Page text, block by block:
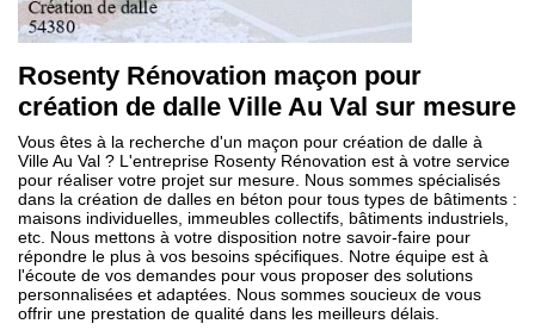
Rosenty Rénovation maçon pour
création de dalle Ville Au Val sur mesure
Vous êtes à la recherche d'un maçon pour création de dalle à
Ville Au Val ? L'entreprise Rosenty Rénovation est à votre service
pour réaliser votre projet sur mesure. Nous sommes spécialisés
dans la création de dalles en béton pour tous types de bâtiments :
maisons individuelles, immeubles collectifs, bâtiments industriels,
etc. Nous mettons à votre disposition notre savoir-faire pour
répondre le plus à vos besoins spécifiques. Notre équipe est à
l'écoute de vos demandes pour vous proposer des solutions
personnalisées et adaptées. Nous sommes soucieux de vous
offrir une prestation de qualité dans les meilleurs délais.